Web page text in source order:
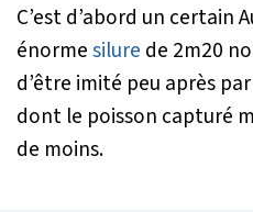
C’est d’abord un certain
énormesilure de 2m20
d’être imité peu après
dont le poisson capturé
de moins.